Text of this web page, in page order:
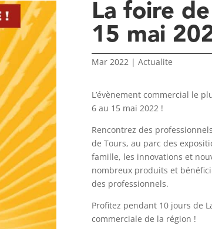
La foire
15 mai
Mar 2022 | Actualite
L’évènement commercial le
6 au 15 mai 2022 !
Rencontrez des
de Tours, au parc des
famille, les innovations et
nombreux produits et
des professionnels.
Profitez pendant 10 jours de
commerciale de la région !